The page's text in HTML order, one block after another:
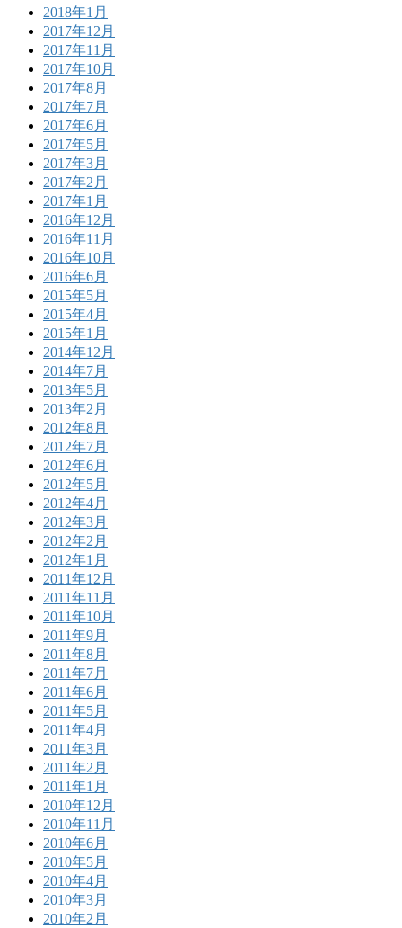
2018年1月
2017年12月
2017年11月
2017年10月
2017年8月
2017年7月
2017年6月
2017年5月
2017年3月
2017年2月
2017年1月
2016年12月
2016年11月
2016年10月
2016年6月
2015年5月
2015年4月
2015年1月
2014年12月
2014年7月
2013年5月
2013年2月
2012年8月
2012年7月
2012年6月
2012年5月
2012年4月
2012年3月
2012年2月
2012年1月
2011年12月
2011年11月
2011年10月
2011年9月
2011年8月
2011年7月
2011年6月
2011年5月
2011年4月
2011年3月
2011年2月
2011年1月
2010年12月
2010年11月
2010年6月
2010年5月
2010年4月
2010年3月
2010年2月